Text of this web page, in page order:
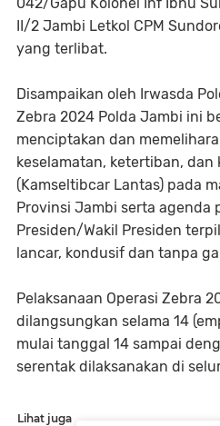
II/2 Jambi Letkol CPM
yang terlibat.
Disampaikan oleh Irwasda
Zebra 2024 Polda Jambi ini
menciptakan dan
keselamatan, ketertiban,
(Kamseltibcar Lantas) pada
Provinsi Jambi serta agenda
Presiden/Wakil Presiden
lancar, kondusif dan tanpa
Pelaksanaan Operasi Zebra
dilangsungkan selama 14
mulai tanggal 14 sampai
serentak dilaksanakan di
Lihat juga